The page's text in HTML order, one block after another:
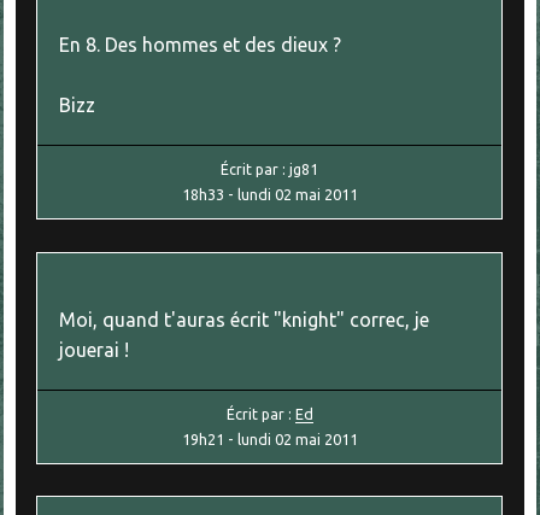
En 8. Des hommes et des dieux ?
Bizz
Écrit par :jg81
18h33 - lundi 02 mai 2011
Moi, quand t'auras écrit "knight" correc, je
jouerai !
Écrit par : Ed
19h21 - lundi 02 mai 2011